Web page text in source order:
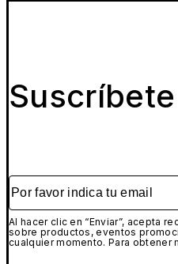
Por favor indica tu email
Al hacer clic en “Enviar”, acepta
sobre productos, eventos
cualquier momento. Para obtener